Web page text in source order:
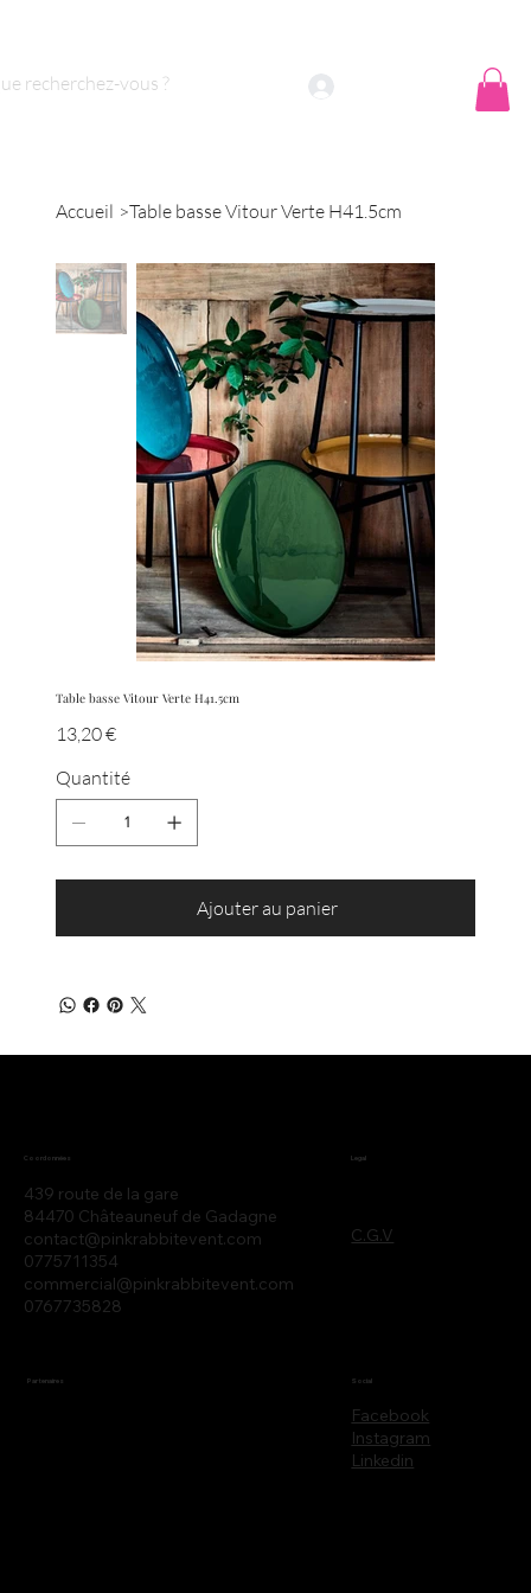
nous ?
Accueil >Table basse Vitour Verte H41.5cm
Table basse Vitour Verte H41.5cm
Prix
13,20 €
Quantité
Ajouter au panier
439 route de la gare
84470 Châteauneuf de Gadagne
contact@pinkrabbitevent.com
0775711354
commercial@pinkrabbitevent.com
0767735828
Coordonnées
C.G.V
Legal
Partenaires
Facebook
Instagram
Linkedin
Social